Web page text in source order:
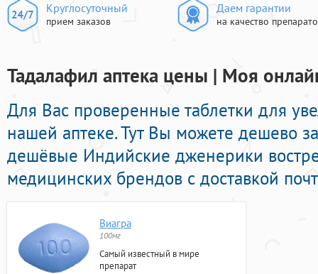
Круглосуточный
прием заказов
Даем гарантии
на качество
Тадалафил аптека цены | Моя
Для Вас проверенные таблетки для
нашей аптеке. Тут Вы можете дешево
дешёвые Индийские дженерики
медицинских брендов с доставкой
Виагра
100мг
Самый известный в мире
препарат